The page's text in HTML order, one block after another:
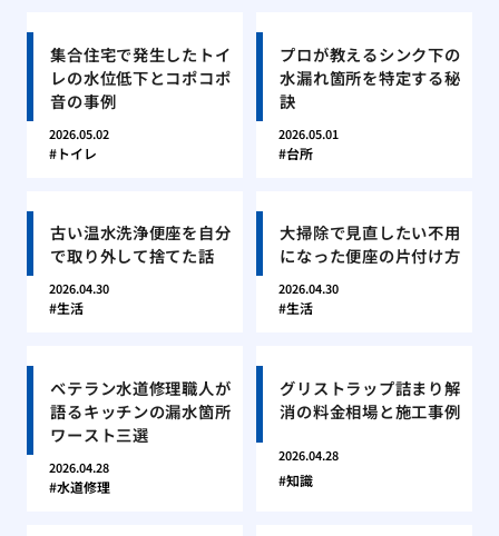
集合住宅で発生したトイ
レの水位低下とコポコポ
音の事例
2026.05.02
トイレ
プロが教えるシンク下の
水漏れ箇所を特定する秘
訣
2026.05.01
台所
古い温水洗浄便座を自分
で取り外して捨てた話
2026.04.30
生活
大掃除で見直したい不用
になった便座の片付け方
2026.04.30
生活
ベテラン水道修理職人が
語るキッチンの漏水箇所
ワースト三選
2026.04.28
水道修理
グリストラップ詰まり解
消の料金相場と施工事例
2026.04.28
知識